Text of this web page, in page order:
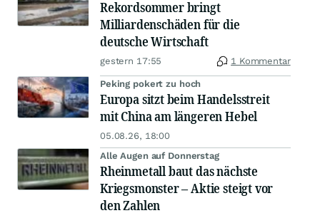
Rekordsommer bringt
Milliardenschäden für die
deutsche Wirtschaft
gestern 17:55 1 Kommentar
Peking pokert zu hoch
Europa sitzt beim Handelsstreit
mit China am längeren Hebel
05.08.26, 18:00
Alle Augen auf Donnerstag
Rheinmetall baut das nächste
Kriegsmonster – Aktie steigt vor
den Zahlen